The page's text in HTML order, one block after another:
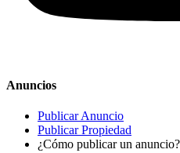
Anuncios
Publicar Anuncio
Publicar Propiedad
¿Cómo publicar un anuncio?